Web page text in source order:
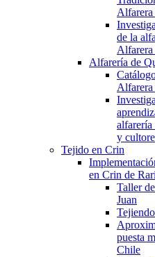
Alfarera
de la
Alfarera
Alfarería de
alfarería
y
Tejido en Crin
en Crin de
Taller
Juan
puesta
Chile